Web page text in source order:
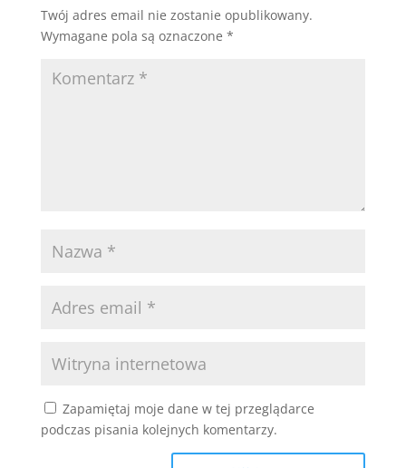
Twój adres email nie zostanie opublikowany.
Wymagane pola są oznaczone *
Zapamiętaj moje dane w tej przeglądarce
podczas pisania kolejnych komentarzy.